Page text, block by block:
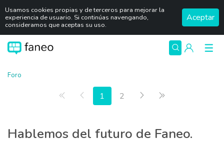
Usamos cookies propias y de terceros para mejorar la
experiencia de usuario. Si continúas navengando,
consideramos que aceptas su uso.
Aceptar
Foro
Primera página
Anterior
1 2 Siguiente
Hablemos del futuro de Faneo.